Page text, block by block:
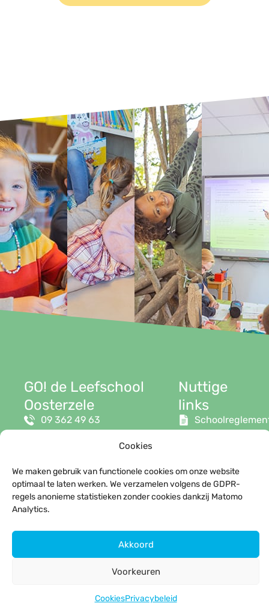
Cookies
We maken gebruik van functionele cookies om onze website
optimaal te laten werken. We verzamelen volgens de GDPR-
regels anonieme statistieken zonder cookies dankzij Matomo
Analytics.
Akkoord
Voorkeuren
CookiesPrivacybeleid
GO! de Leefschool
Oosterzele
09 362 49 63
info@leefschool.be
9860 Oosterzele
Nuttige
links
| Website doorPure GraphX